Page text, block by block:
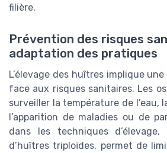
filière.
Prévention des risques
adaptation des pratiques
L’élevage des huîtres implique
face aux risques sanitaires. Les
surveiller la température de l’eau,
l’apparition de maladies ou de
dans les techniques d’élevage,
d’huîtres triploïdes, permet de